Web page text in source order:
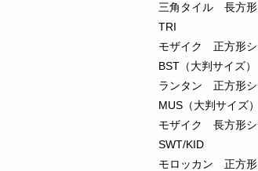
三角タイル 長方形
TRI
モザイク 正方形シ
BST（大判サイズ）
ランタン 正方形シ
MUS（大判サイズ）
モザイク 長方形シ
SWT/KID
モロッカン 正方形